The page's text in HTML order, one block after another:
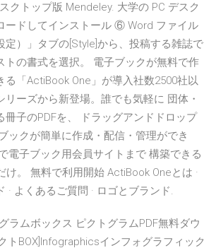
クトップ版 Mendeley. 大学の PC デスク
ードしてインストール ⑥ Word ファイル
定）」タブの[Style]から、投稿する雑誌で
トの書式を選択。 電子ブックが無料で作
る「ActiBook One」が導入社数2500社以
ーズから新登場。誰でも気軽に 団体・
冊子のPDFを、 ドラッグアンドドロップ
ックが簡単に作成・配信・管理ができ
電子ブック用会員サイトまで 構築できる
け。 無料で利用開始 ActiBook Oneとは ·
· よくあるご質問 · ロゴとブランド.
ラムボックス ピクトグラムPDF無料ダウ
トBOX]Infographicsインフォグラフィック